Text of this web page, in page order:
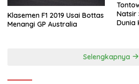
Klasemen F1 2019 Usai Bottas
Menangi GP Australia
Natsir
Dunia
Selengkapnya